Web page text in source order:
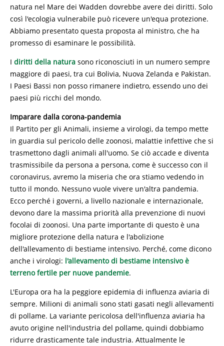
natura nel Mare dei Wadden dovrebbe avere dei diritti. Solo
così l'ecologia vulnerabile può ricevere un'equa protezione.
Abbiamo presentato questa proposta al ministro, che ha
promesso di esaminare le possibilità.
I diritti della natura sono riconosciuti in un numero sempre
maggiore di paesi, tra cui Bolivia, Nuova Zelanda e Pakistan.
I Paesi Bassi non posso rimanere indietro, essendo uno dei
paesi più ricchi del mondo.
Imparare dalla corona-pandemia
Il Partito per gli Animali, insieme a virologi, da tempo mette
in guardia sul pericolo delle zoonosi, malattie infettive che si
trasmettono dagli animali all'uomo. Se ciò accade e diventa
trasmissibile da persona a persona, come è successo con il
coronavirus, avremo la miseria che ora stiamo vedendo in
tutto il mondo. Nessuno vuole vivere un'altra pandemia.
Ecco perché i governi, a livello nazionale e internazionale,
devono dare la massima priorità alla prevenzione di nuovi
focolai di zoonosi. Una parte importante di questo è una
migliore protezione della natura e l'abolizione
dell'allevamento di bestiame intensivo. Perché, come dicono
anche i virologi: l'allevamento di bestiame intensivo è
terreno fertile per nuove pandemie.
L'Europa ora ha la peggiore epidemia di influenza aviaria di
sempre. Milioni di animali sono stati gasati negli allevamenti
di pollame. La variante pericolosa dell'influenza aviaria ha
avuto origine nell'industria del pollame, quindi dobbiamo
ridurre drasticamente tale industria. Attualmente le